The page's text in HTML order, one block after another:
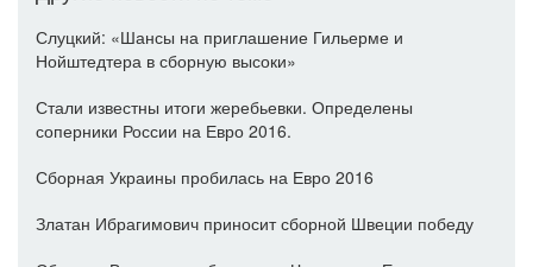
Слуцкий: «Шансы на приглашение Гильерме и
Нойштедтера в сборную высоки»
Стали известны итоги жеребьевки. Определены
соперники России на Евро 2016.
Сборная Украины пробилась на Евро 2016
Златан Ибрагимович приносит сборной Швеции победу